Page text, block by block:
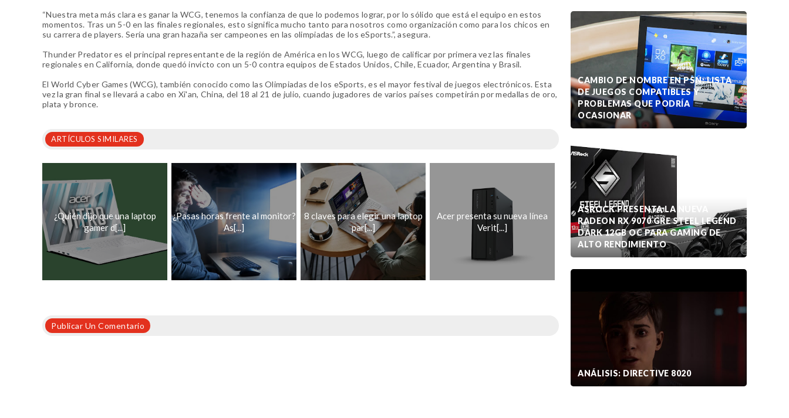
“Nuestra meta más clara es ganar la WCG, tenemos la confianza de que lo podemos lograr, por lo sólido que está el equipo en estos
momentos. Tras un 5-0 en las finales regionales, esto significa mucho tanto para nosotros como organización como para los chicos en
su carrera de players. Sería una gran hazaña ser campeones en las olimpiadas de los eSports.”, asegura.
Thunder Predator es el principal representante de la región de América en los WCG, luego de calificar por primera vez las finales
regionales en California, donde quedó invicto con un 5-0 contra equipos de Estados Unidos, Chile, Ecuador, Argentina y Brasil.
El World Cyber Games (WCG), también conocido como las Olimpiadas de los eSports, es el mayor festival de juegos electrónicos. Esta
vez la gran final se llevará a cabo en Xi'an, China, del 18 al 21 de julio, cuando jugadores de varios países competirán por medallas de oro,
plata y bronce.
ARTÍCULOS SIMILARES
¿Quién dijo que una laptop
gamer d[...]
¿Pasas horas frente al monitor?
As[...]
8 claves para elegir una laptop
par[...]
Acer presenta su nueva línea
Verit[...]
Publicar Un Comentario
CAMBIO DE NOMBRE EN PSN: LISTA
DE JUEGOS COMPATIBLES Y
PROBLEMAS QUE PODRÍA
OCASIONAR
ASROCK PRESENTA LA NUEVA
RADEON RX 9070 GRE STEEL LEGEND
DARK 12GB OC PARA GAMING DE
ALTO RENDIMIENTO
ANÁLISIS: DIRECTIVE 8020